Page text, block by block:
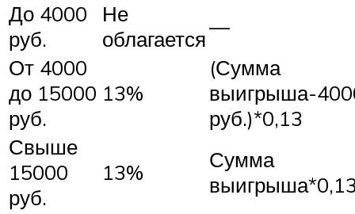
До 4000
руб.
Не
облагается—
От 4000
до 15000
руб.
13%
(Сумма
выигрыша-
руб.)*0,13
Свыше
15000
руб.
13%
Сумма